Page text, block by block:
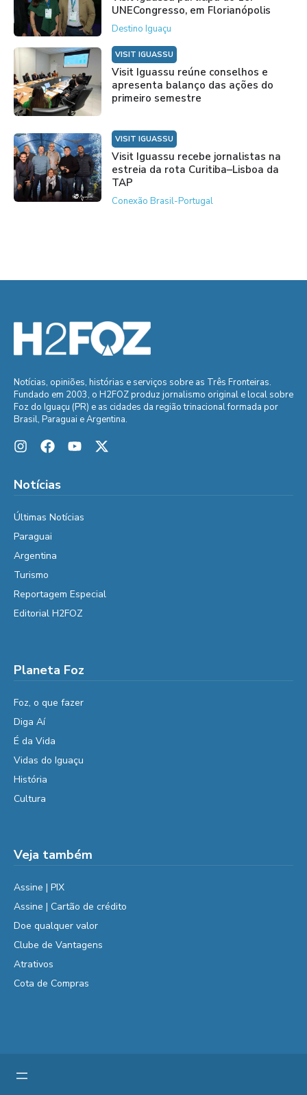
UNECongresso, em Florianópolis
Destino Iguaçu
VISIT IGUASSU
Visit Iguassu reúne conselhos e
apresenta balanço das ações do
primeiro semestre
VISIT IGUASSU
Visit Iguassu recebe jornalistas na
estreia da rota Curitiba–Lisboa da
TAP
Conexão Brasil-Portugal
Notícias, opiniões, histórias e serviços sobre as Três Fronteiras.
Fundado em 2003, o H2FOZ produz jornalismo original e local sobre
Foz do Iguaçu (PR) e as cidades da região trinacional formada por
Brasil, Paraguai e Argentina.
Notícias
Últimas Notícias
Paraguai
Argentina
Turismo
Reportagem Especial
Editorial H2FOZ
Planeta Foz
Foz, o que fazer
Diga Aí
É da Vida
Vidas do Iguaçu
História
Cultura
Veja também
Assine | PIX
Assine | Cartão de crédito
Doe qualquer valor
Clube de Vantagens
Atrativos
Cota de Compras